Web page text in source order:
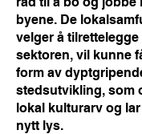
byene. De
velger å
sektoren, vil kunne
form av
stedsutvikling, som
lokal kulturarv og
nytt lys.